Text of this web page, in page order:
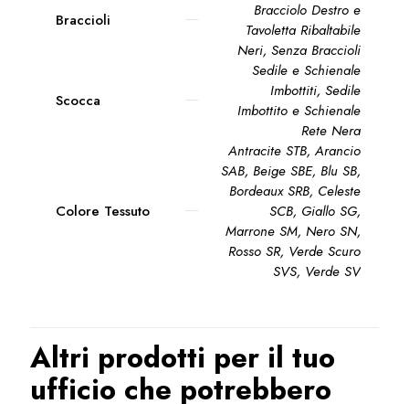
Braccioli
Bracciolo Destro e
Tavoletta Ribaltabile
Neri, Senza Braccioli
Scocca
Sedile e Schienale
Imbottiti, Sedile
Imbottito e Schienale
Rete Nera
Colore Tessuto
Antracite STB,Arancio
SAB, Beige SBE, Blu SB,
Bordeaux SRB, Celeste
SCB, Giallo SG,
Marrone SM, Nero SN,
Rosso SR, Verde Scuro
SVS, Verde SV
Altri prodotti per il tuo
ufficio che potrebbero